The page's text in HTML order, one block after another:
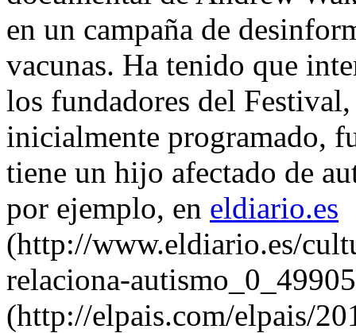
en un campaña de
vacunas. Ha tenido que
los fundadores del
inicialmente programado,
tiene un hijo afectado de
por ejemplo, en eldiario.es
(http://www.eldiario.es/
relaciona-
(http://elpais.com/elpais/